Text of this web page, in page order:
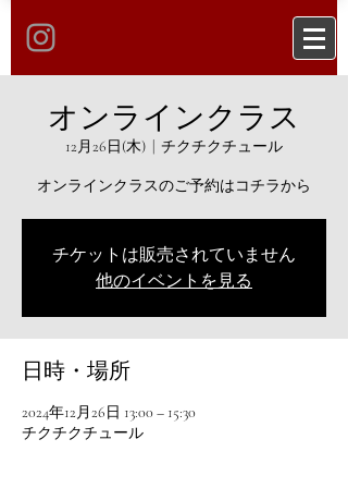
オンラインクラス
12月26日(木) チクチクチュール
オンラインクラスのご予約はコチラから
チケットは販売されていません
他のイベントを見る
日時・場所
2024年12月26日 13:00 – 15:30
チクチクチュール